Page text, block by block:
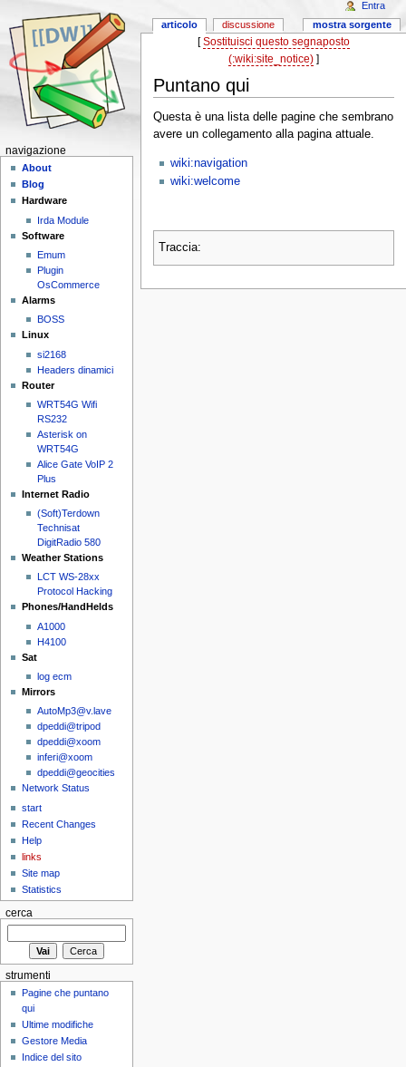
[Sostituisci questo segnaposto
(:wiki:site_notice)]
Puntano qui
Questa è una lista delle pagine che sembrano
avere un collegamento alla pagina attuale.
wiki:navigation
wiki:welcome
Traccia:
articolo discussione mostra sorgente
Entra
navigazione
About
Blog
Hardware
Irda Module
Software
Emum
Plugin
OsCommerce
Alarms
BOSS
Linux
si2168
Headers dinamici
Router
WRT54G Wifi
RS232
Asterisk on
WRT54G
Alice Gate VoIP 2
Plus
Internet Radio
(Soft)Terdown
Technisat
DigitRadio 580
Weather Stations
LCT WS-28xx
Protocol Hacking
Phones/HandHelds
A1000
H4100
Sat
log ecm
Mirrors
AutoMp3@v.lave
dpeddi@tripod
dpeddi@xoom
inferi@xoom
dpeddi@geocities
Network Status
start
Recent Changes
Help
links
Site map
Statistics
cerca
strumenti
Pagine che puntano
qui
Ultime modifiche
Gestore Media
Indice del sito